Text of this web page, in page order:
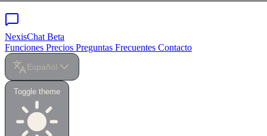
NexisChat Beta
Funciones Precios Preguntas Frecuentes Contacto
Español
Toggle theme